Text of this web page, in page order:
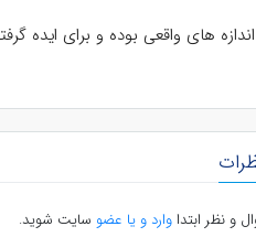
های واقعی بوده و برای
و نظر ابتداوارد و یا عضو سایت شوید.